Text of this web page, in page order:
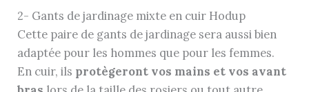
2- Gants de jardinage mixte en cuir Hodup
Cette paire de gants de jardinage sera aussi bien
adaptée pour les hommes que pour les femmes.
En cuir, ils protègeront vos mains et vos avant